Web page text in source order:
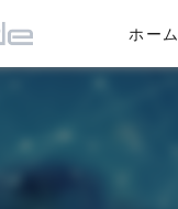
ホーム